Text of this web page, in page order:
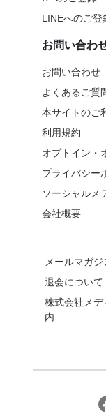
LINEへのご登
お問い合わ
お問い合わせ
よくあるご質
本サイトのご
利用規約
オプトイン・
プライバシー
ソーシャルメ
会社概要
メールマガ
退会について
株式会社メ
内